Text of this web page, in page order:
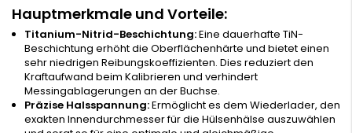
Hauptmerkmale und Vorteile:
Titanium-Nitrid-Beschichtung:Eine dauerhafte TiN-
Beschichtung erhöht die Oberflächenhärte und bietet einen
sehr niedrigen Reibungskoeffizienten. Dies reduziert den
Kraftaufwand beim Kalibrieren und verhindert
Messingablagerungen an der Buchse.
Präzise Halsspannung:Ermöglicht es dem Wiederlader, den
exakten Innendurchmesser für die Hülsenhälse auszuwählen